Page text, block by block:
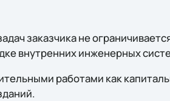
заказчика не
внутренних инженерных
работами как